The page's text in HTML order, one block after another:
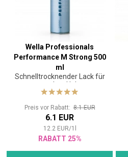
Wella Professionals
Performance M Strong 500
ml
Schnelltrocknender Lack für
starken Halt
Preis vor Rabatt:8.1 EUR
6.1 EUR
12.2 EUR/1
RABATT 25%